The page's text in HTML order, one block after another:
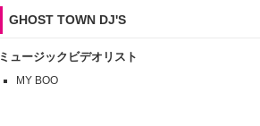
GHOST TOWN DJ'S
ミュージックビデオリスト
MY BOO